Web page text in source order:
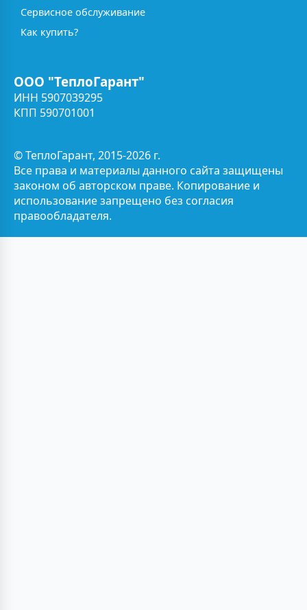
Сервисное обслуживание
Как купить?
ООО "ТеплоГарант"
ИНН 5907039295
КПП 590701001
© ТеплоГарант, 2015-2026 г.
Все права и материалы данного сайта защищены
законом об авторском праве. Копирование и
использование запрещено без согласия
правообладателя.